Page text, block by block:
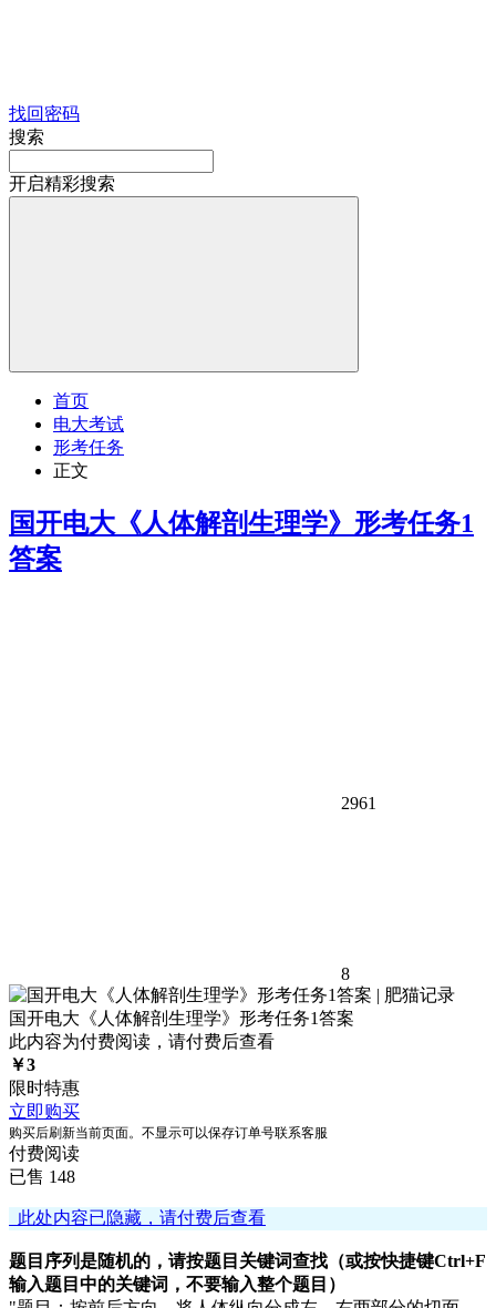
找回密码
搜索
开启精彩搜索
首页
电大考试
形考任务
正文
国开电大《人体解剖生理学》形考任务1
答案
2961
8
国开电大《人体解剖生理学》形考任务1答案
此内容为付费阅读，请付费后查看
￥3
限时特惠
立即购买
购买后刷新当前页面。不显示可以保存订单号联系客服
付费阅读
已售 148
此处内容已隐藏，请付费后查看
题目序列是随机的，请按题目关键词查找（或按快捷键Ctrl+F
输入题目中的关键词，不要输入整个题目）